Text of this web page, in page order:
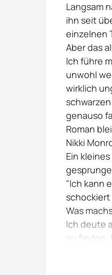
Langsam
ihn seit
einzelnen
Aber das
Ich führe
unwohl
wirklich
genauso
Roman
Nikki
Ein
"Ich kann
schockiert
Was
Ich deute
zu